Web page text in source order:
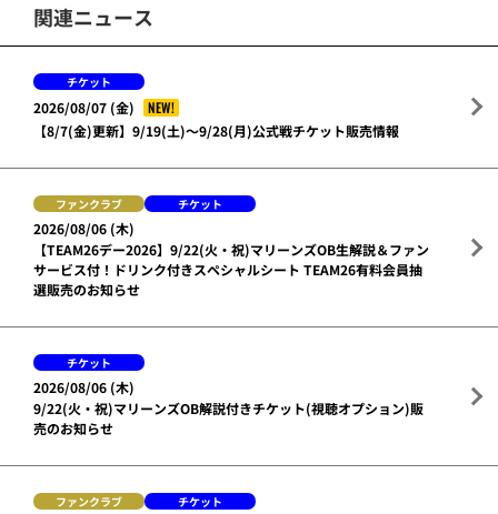
関連ニュース
チケット
2026/08/07 (金)
NEW!
【8/7(金)更新】9/19(土)～9/28(月)公式戦チケット販売情報
ファンクラブ チケット
2026/08/06 (木)
【TEAM26デー2026】9/22(火・祝)マリーンズOB生解説＆ファン
サービス付！ドリンク付きスペシャルシート TEAM26有料会員抽
選販売のお知らせ
チケット
2026/08/06 (木)
9/22(火・祝)マリーンズOB解説付きチケット(視聴オプション)販
売のお知らせ
ファンクラブ チケット